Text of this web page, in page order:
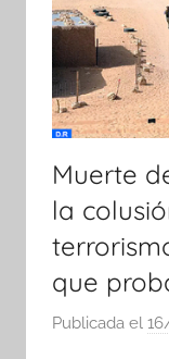
Muerte
la
que
Publicada el